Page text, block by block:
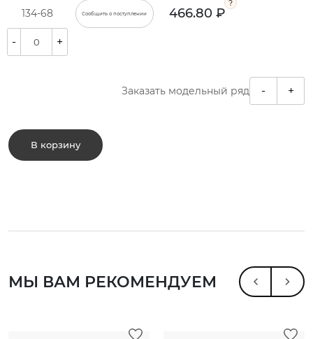
134-68 Сообщить о поступлении 466.80 ₽
- +
Заказать модельный ряд - +
В корзину
МЫ ВАМ РЕКОМЕНДУЕМ